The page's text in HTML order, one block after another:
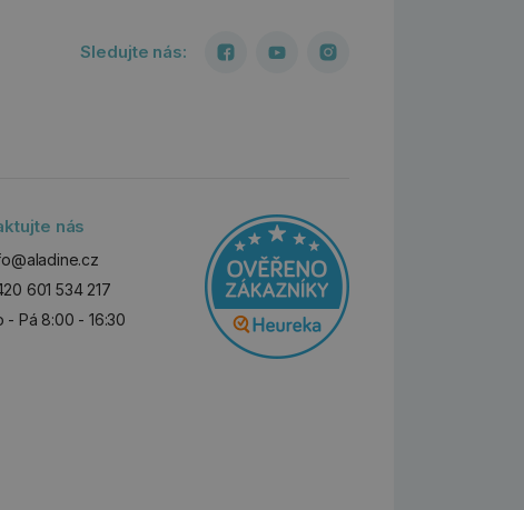
Sledujte nás:
nás
601 534 217
- Pá 8:00 - 16:30